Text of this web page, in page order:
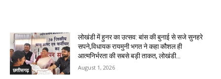
छत्तीसगढ़
लोखंडी में हुनर का उत्सव: बांस की बुनाई से सजे सुनहरे
सपने,विधायक रायमुनी भगत ने कहा कौशल ही
आत्मनिर्भरता की सबसे बड़ी ताकत, लोखंडी...
August 1, 2026